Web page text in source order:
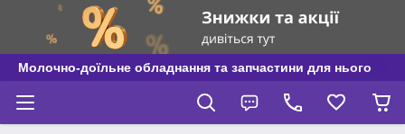
Молочно-доїльне обладнання та запчастини для нього